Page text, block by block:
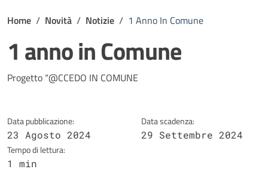
Home / Novità / Notizie / 1 Anno In Comune
1 anno in Comune
Dettagli della notizia
Progetto “@CCEDO IN COMUNE
Data pubblicazione:
23 Agosto 2024
Data scadenza:
29 Settembre 2024
Tempo di lettura:
1 min